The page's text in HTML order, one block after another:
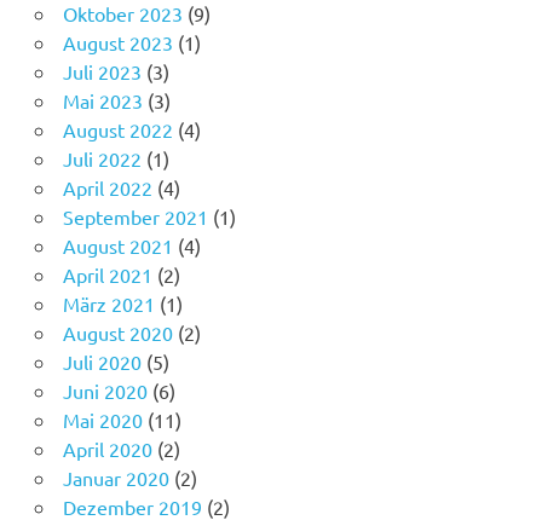
Oktober 2023 (9)
August 2023 (1)
Juli 2023 (3)
Mai 2023 (3)
August 2022 (4)
Juli 2022 (1)
April 2022 (4)
September 2021 (1)
August 2021 (4)
April 2021 (2)
März 2021 (1)
August 2020(2)
Juli 2020(5)
Juni 2020(6)
Mai 2020(11)
April 2020(2)
Januar 2020(2)
Dezember 2019 (2)